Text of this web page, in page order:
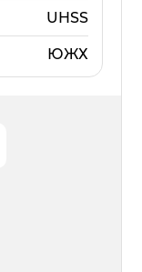
UHSS
ЮЖХ